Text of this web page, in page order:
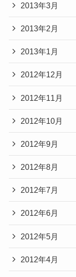
2013年3月
2013年2月
2013年1月
2012年12月
2012年11月
2012年10月
2012年9月
2012年8月
2012年7月
2012年6月
2012年5月
2012年4月